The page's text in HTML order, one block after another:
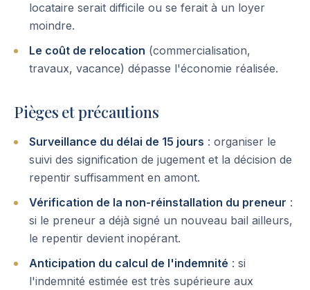
locataire serait difficile ou se ferait à un loyer
moindre.
Le coût de relocation (commercialisation,
travaux, vacance) dépasse l'économie réalisée.
Pièges et précautions
Surveillance du délai de 15 jours : organiser le
suivi des signification de jugement et la décision de
repentir suffisamment en amont.
Vérification de la non-réinstallation du preneur :
si le preneur a déjà signé un nouveau bail ailleurs,
le repentir devient inopérant.
Anticipation du calcul de l'indemnité : si
l'indemnité estimée est très supérieure aux